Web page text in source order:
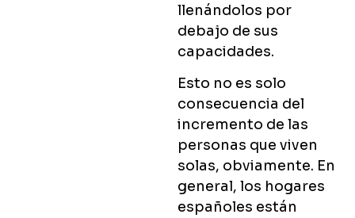
llenándolos por
debajo de sus
capacidades.
Esto no es solo
consecuencia del
incremento de las
personas que viven
solas, obviamente. En
general, los hogares
españoles están